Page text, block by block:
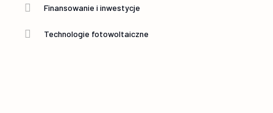
Finansowanie i inwestycje
Technologie fotowoltaiczne